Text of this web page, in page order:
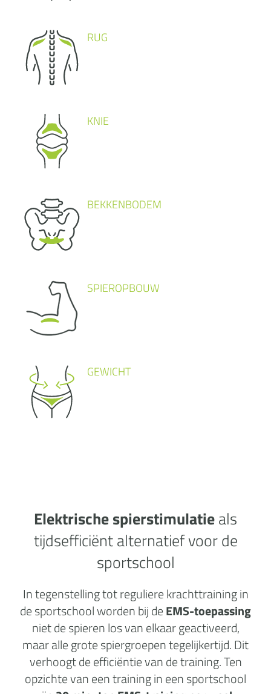
RUG
KNIE
BEKKENBODEM
SPIEROPBOUW
GEWICHT
Elektrische spierstimulatieals
tijdsefficiënt alternatief voor de
sportschool
In tegenstelling tot reguliere krachttraining in
de sportschool worden bij deEMS-toepassing
niet de spieren los van elkaar geactiveerd,
maar alle grote spiergroepen tegelijkertijd. Dit
verhoogt de efficiëntie van de training. Ten
opzichte van een training in een sportschool